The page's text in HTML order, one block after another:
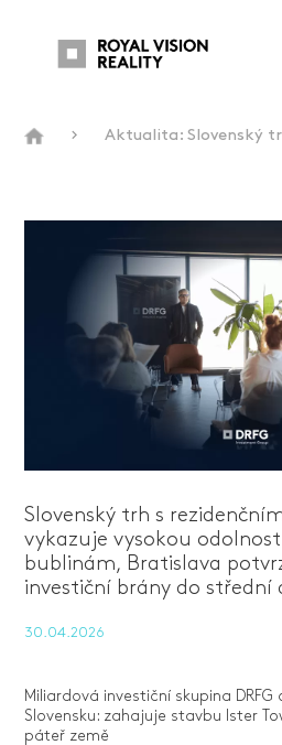
Aktualita: Slovenský
Slovenský trh s
vykazuje vysokou
bublinám, Bratislava
investiční brány do střední
30.04.2026
Miliardová investiční skupina
Slovensku: zahajuje stavbu Ister
páteř země